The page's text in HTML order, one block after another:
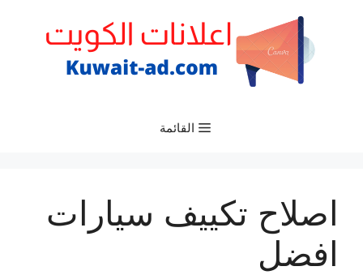
القائمة
اصلاح تكييف سيارات
افضل